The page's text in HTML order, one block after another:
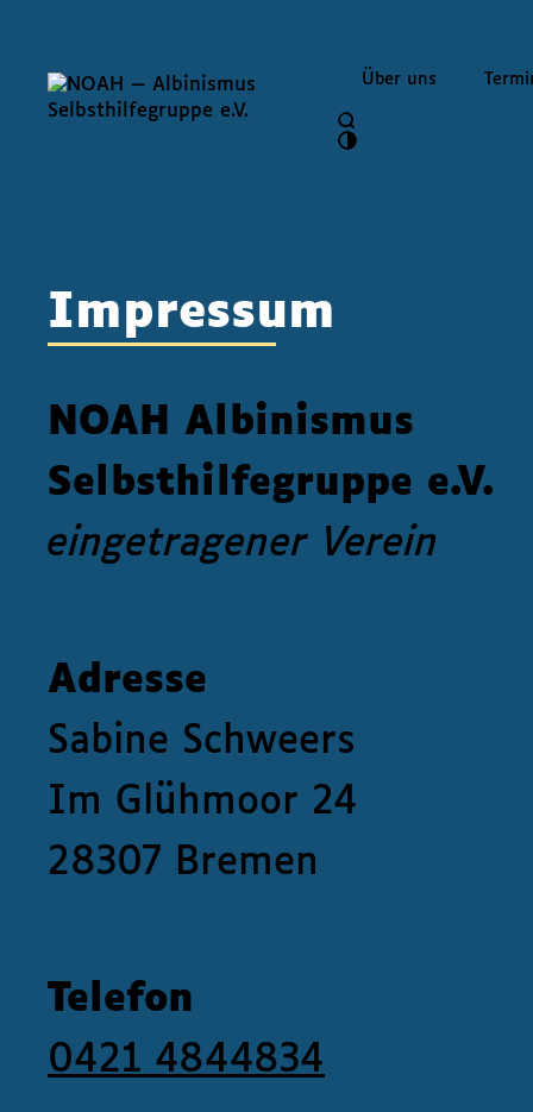
Über uns
Impressum
NOAH Albinismus
Selbsthilfegruppe e.V.
eingetragener Verein
Adresse
Sabine Schweers
Im Glühmoor 24
28307 Bremen
Telefon
0421 4844834